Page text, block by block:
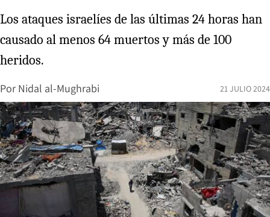
Los ataques israelíes de las últimas 24 horas han
causado al menos 64 muertos y más de 100
heridos.
Por Nidal al-Mughrabi 21 JULIO 2024